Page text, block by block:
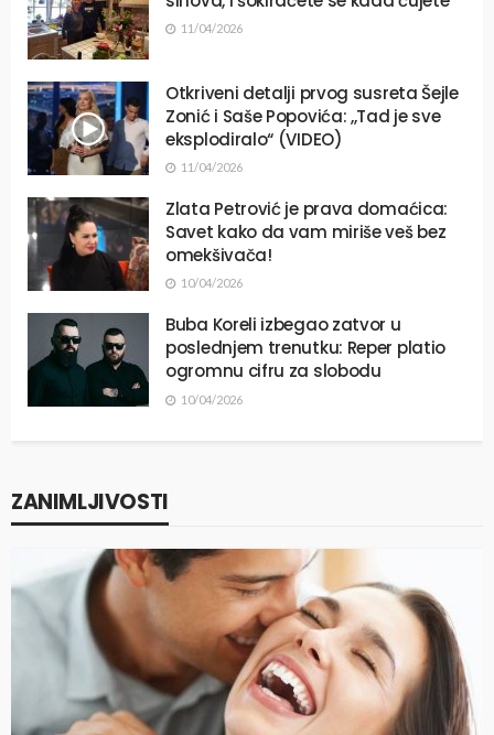
11/04/2026
Otkriveni detalji prvog susreta Šejle
Zonić i Saše Popovića: ,,Tad je sve
eksplodiralo“ (VIDEO)
11/04/2026
Zlata Petrović je prava domaćica:
Savet kako da vam miriše veš bez
omekšivača!
10/04/2026
Buba Koreli izbegao zatvor u
poslednjem trenutku: Reper platio
ogromnu cifru za slobodu
10/04/2026
ZANIMLJIVOSTI